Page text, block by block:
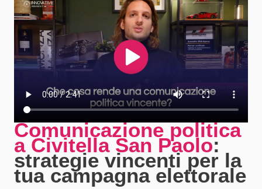
Comunicazione politica
a Civitella San Paolo:
strategie vincenti per la
tua campagna elettorale